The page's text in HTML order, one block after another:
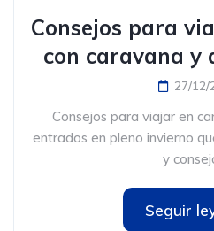
Consejos para
con caravana y
27/12/
Consejos para viajar en
entrados en pleno invierno
y
Seguir